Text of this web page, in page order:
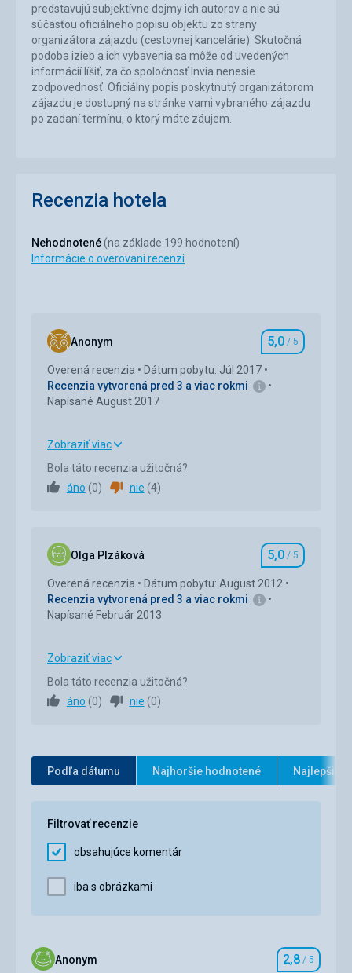
predstavujú subjektívne dojmy ich autorov a nie sú
súčasťou oficiálneho popisu objektu zo strany
organizátora zájazdu (cestovnej kancelárie). Skutočná
podoba izieb a ich vybavenia sa môže od uvedených
informácií líšiť, za čo spoločnosť Invia nenesie
zodpovednosť. Oficiálny popis poskytnutý organizátorom
zájazdu je dostupný na stránke vami vybraného zájazdu
po zadaní termínu, o ktorý máte záujem.
Recenzia hotela
Nehodnotené (na základe 199 hodnotení)
Informácie o overovaní recenzí
Anonym Hodnotenie
5,0 / 5
Overená recenzia
Dátum pobytu: Júl 2017
Recenzia vytvorená pred 3 a viac rokmi
Napísané August 2017
Ubytovanie
Služby 5,0/ 5
Cena 5,0
Zobraziť viac
Bola táto recenzia užitočná?
áno (0) nie (4)
Olga Plzáková Hodnotenie
5,0 / 5
Overená recenzia
Dátum pobytu: August 2012
Recenzia vytvorená pred 3 a viac rokmi
Napísané Február 2013
Ubytovanie
Služby / 5
Zobraziť viac
Bola táto recenzia užitočná?
áno (0) nie (0)
Podľa dátumu Najhoršie hodnotené Najlepšie
Filtrovať recenzie
obsahujúce komentár
iba s obrázkami
Anonym Hodnotenie
2,8 / 5